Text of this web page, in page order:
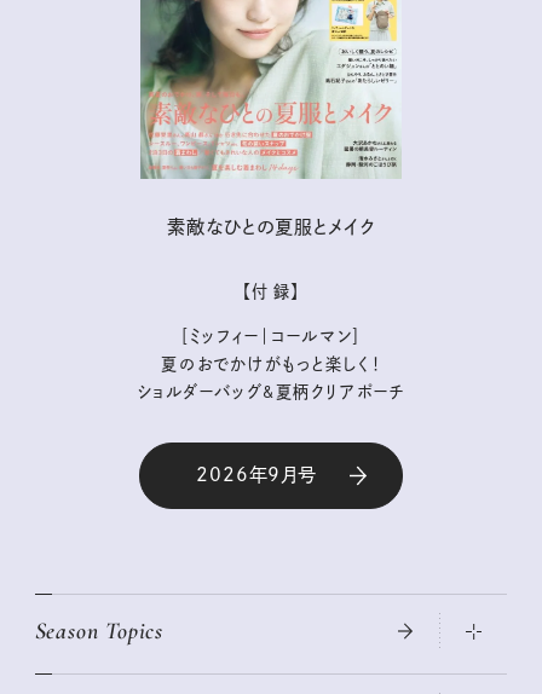
素敵なひとの夏服とメイク
【付 録】
［ミッフィー｜コールマン］
夏のおでかけがもっと楽しく！
ショルダーバッグ&夏柄クリアポーチ
2026年9月号
Season Topics